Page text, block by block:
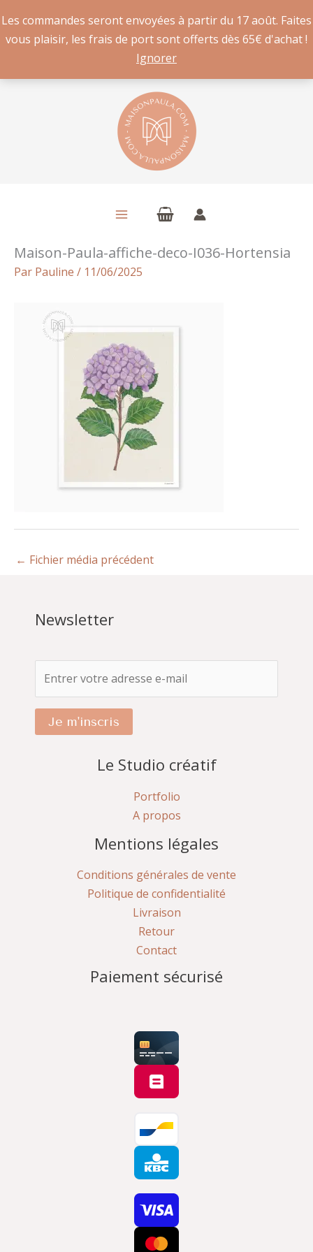
Les commandes seront envoyées à partir du 17 août. Faites
vous plaisir, les frais de port sont offerts dès 65€ d'achat !
Ignorer
Maison-Paula-affiche-deco-I036-Hortensia
Par Pauline / 11/06/2025
← Fichier média précédent
Newsletter
Je m'inscris
Le Studio créatif
Portfolio
A propos
Mentions légales
Conditions générales de vente
Politique de confidentialité
Livraison
Retour
Contact
Paiement sécurisé